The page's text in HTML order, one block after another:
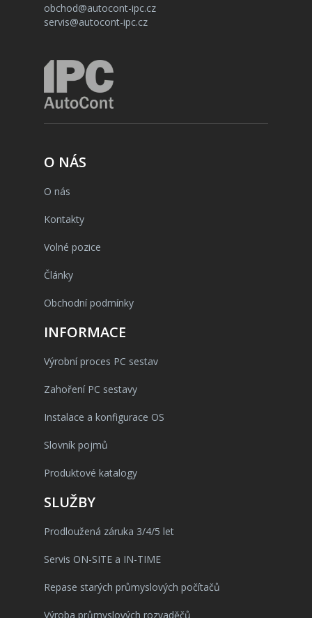
obchod@autocont-ipc.cz
servis@autocont-ipc.cz
O NÁS
O nás
Kontakty
Volné pozice
Články
Obchodní podmínky
INFORMACE
Výrobní proces PC sestav
Zahoření PC sestavy
Instalace a konfigurace OS
Slovník pojmů
Produktové katalogy
SLUŽBY
Prodloužená záruka 3/4/5 let
Servis ON-SITE a IN-TIME
Repase starých průmyslových počítačů
Výroba průmyslových rozvaděčů